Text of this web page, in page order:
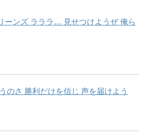
ーンズ ラララ… 見せつけようぜ 俺ら
のさ 勝利だけを信じ 声を届けよう